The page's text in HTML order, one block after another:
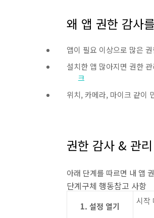
왜 앱 권한 감사
앱이 필요 이상으로 많은
설치한 앱 많아지면 권한
크
위치, 카메라, 마이크 같이
권한 감사 & 관
아래 단계를 따르면 내 앱
단계구체 행동참고 사항
1. 설정 열기
시작